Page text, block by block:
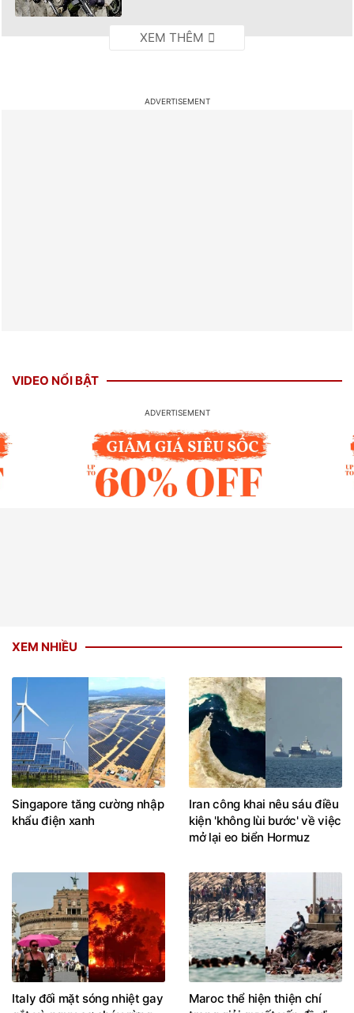
VIDEO NỔI BẬT
XEM NHIỀU
Singapore tăng cường nhập
khẩu điện xanh
Iran công khai nêu sáu điều
kiện 'không lùi bước' về việc
mở lại eo biển Hormuz
Italy đối mặt sóng nhiệt gay
Maroc thể hiện thiện chí